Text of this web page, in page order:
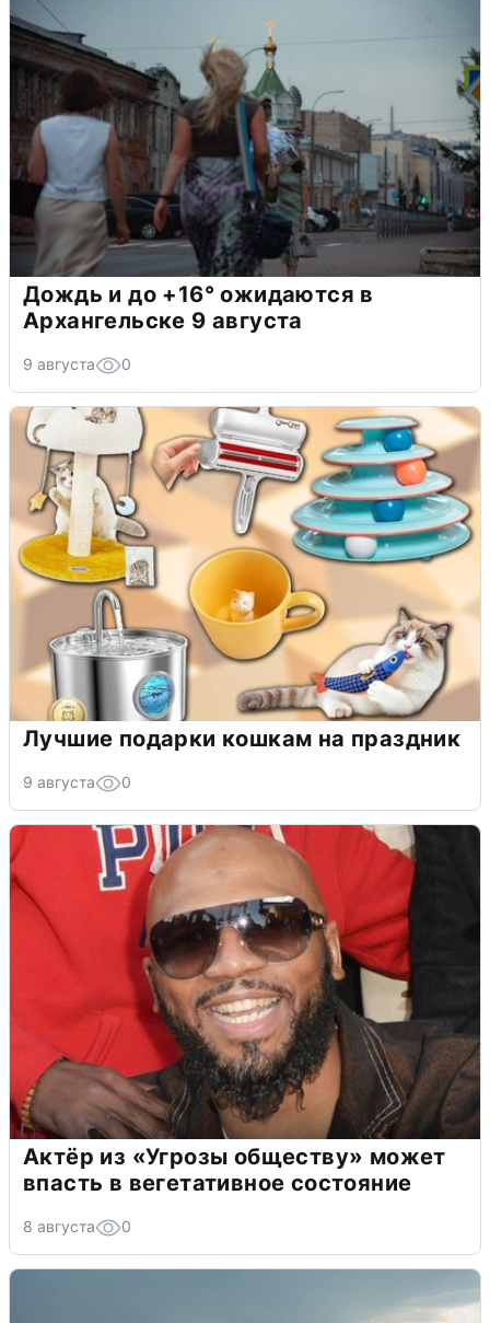
Дождь и до +16° ожидаются в
Архангельске 9 августа
9 августа 0
Лучшие подарки кошкам на праздник
9 августа 0
Актёр из «Угрозы обществу» может
впасть в вегетативное состояние
8 августа 0